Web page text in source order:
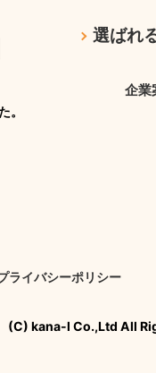
。
選ばれ
企業
ライバシーポリシー
(C) kana-l Co.,Ltd All